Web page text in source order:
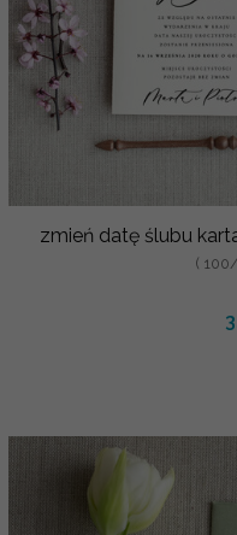
zmień datę ślubu
(